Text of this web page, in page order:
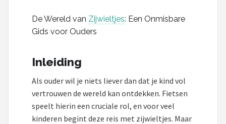
AXA
BBB Cycling
Schwalbe
Voltano
De Wereld van Zijwieltjes: Een Onmisbare
Gids voor Ouders
Inleiding
Als ouder wil je niets liever dan dat je kind vol
vertrouwen de wereld kan ontdekken. Fietsen
speelt hierin een cruciale rol, en voor veel
kinderen begint deze reis met zijwieltjes. Maar